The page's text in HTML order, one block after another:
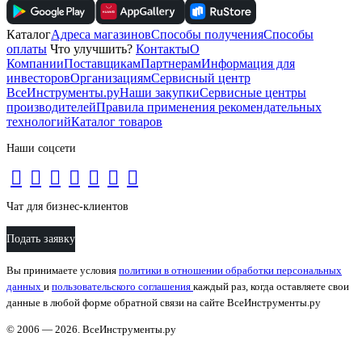
КаталогАдреса магазиновСпособы полученияСпособы
оплаты Что улучшить? КонтактыО
КомпанииПоставщикамПартнерамИнформация для
инвесторовОрганизациямСервисный центр
ВсеИнструменты.руНаши закупкиСервисные центры
производителейПравила применения рекомендательных
технологийКаталог товаров
Наши соцсети
Чат для бизнес-клиентов
Подать заявку
Вы принимаете условия политики в отношении обработки персональных
данных и пользовательского соглашения каждый раз, когда оставляете свои
данные в любой форме обратной связи на сайте ВсеИнструменты.ру
© 2006 — 2026. ВсеИнструменты.ру